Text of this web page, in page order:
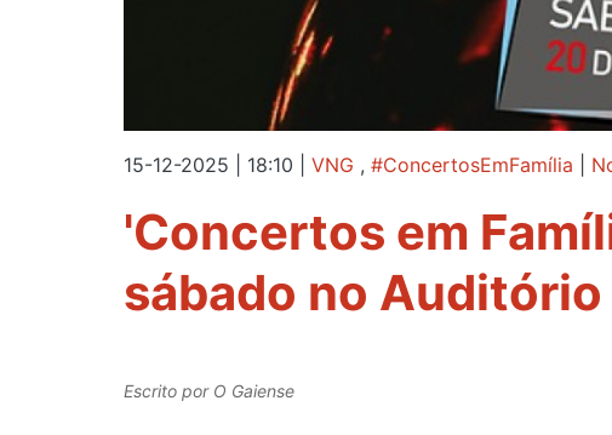
15-12-2025 | 18:10 VNG , #ConcertosEmFamília
'Concertos em
sábado no
Escrito por O Gaiense